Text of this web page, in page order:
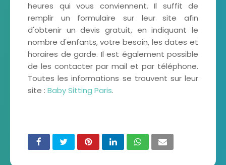
heures qui vous conviennent. Il suffit de
remplir un formulaire sur leur site afin
d'obtenir un devis gratuit, en indiquant le
nombre d'enfants, votre besoin, les dates et
horaires de garde. Il est également possible
de les contacter par mail et par téléphone.
Toutes les informations se trouvent sur leur
site : Baby Sitting Paris.